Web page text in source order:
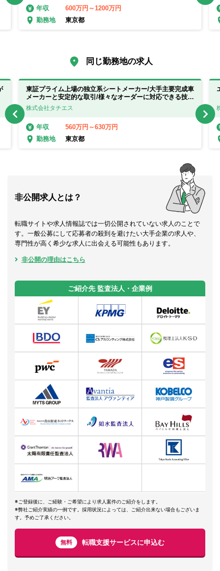
年収
600万円～1200万円
勤務地
東京都
同じ勤務地の求人
東証プライム上場の独立系シートメーカー/大手主要完成車
メーカーと安定的な取引/様々なオーダーに対応できる技術
力
株式会社タチエス
年収
560万円～630万円
勤務地
東京都
非公開求人とは？
転職サイトや求人情報誌では一切公開されていない求人のことで
す。一般公募にして応募者の殺到を避けたい大手企業の求人や、
専門性が高く希少な求人に出会える可能性もあります。
非公開の理由はこちら
ご紹介先 監査法人・企業例
※ご登録後に、ご経験・ご希望により求人案件のご紹介をします。
※弊社ご紹介実績の一例です。採用状況によっては、ご紹介出来ない場合もございま
す。予めご了承ください。
無料 転職支援サービスに申込む